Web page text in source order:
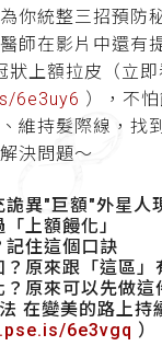
你統整三招預防
師在影片中還有
上額拉皮（立即
6e3uy6 ），不
維持髮際線，找
決問題～
異"巨額"外星人
上額饅化」
記住這個口訣
？原來跟「這區」
？原來可以先做這
在變美的路上持
6e3vgq ）